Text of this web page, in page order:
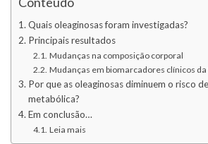
Quais oleaginosas foram investigadas?
Principais resultados
Mudanças na composição corporal
Mudanças em biomarcadores clínicos da
Por que as oleaginosas diminuem o risco
metabólica?
Em conclusão…
Leia mais